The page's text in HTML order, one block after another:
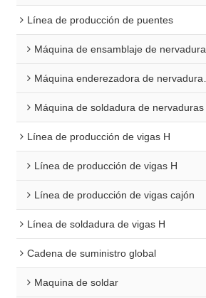
Línea de producción de puentes
Máquina de ensamblaje de nervaduras en U
Máquina enderezadora de nervaduras en U
Máquina de soldadura de nervaduras en U
Línea de producción de vigas H
Línea de producción de vigas H
Línea de producción de vigas cajón
Línea de soldadura de vigas H
Cadena de suministro global
Maquina de soldar